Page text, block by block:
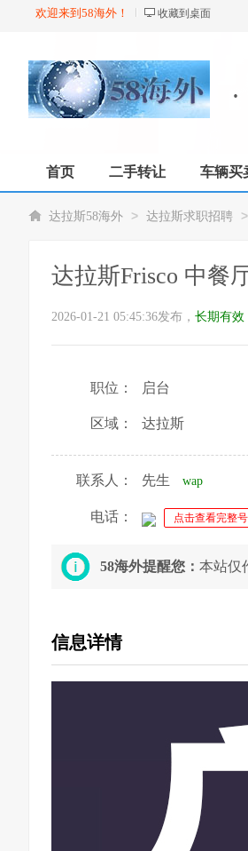
欢迎来到58海外！ 收藏到桌面
·
首页 二手转让 车辆买
店铺
达拉斯58海外 > 达拉斯求职招聘 >
达拉斯Frisco 中餐
2026-01-21 05:45:36发布， 长期有效
职位： 启台
区域： 达拉斯
联系人： 先生 wap
电话： 点击查看完整
58海外提醒您： 本站仅
信息详情